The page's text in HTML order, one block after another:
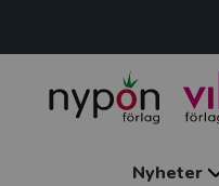
Nyheter